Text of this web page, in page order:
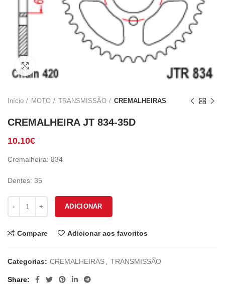
Início MOTO TRANSMISSÃO CREMALHEIRAS
CREMALHEIRA JT 834-35D
10.10€
Cremalheira: 834
Dentes: 35
ADICIONAR
Compare Adicionar aos favoritos
Categorias: CREMALHEIRAS TRANSMISSÃO
Share